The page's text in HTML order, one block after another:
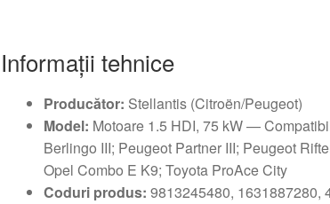
Informații tehnice
Producător: Stellantis (Citroën/Peugeot)
Model: Motoare 1.5 HDI, 75 kW —
Berlingo III; Peugeot Partner III; Peugeot
Opel Combo E K9; Toyota ProAce City
Coduri produs: 9813245480, 1631887280,